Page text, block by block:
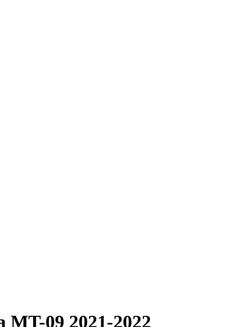
MT-09 2021-2022